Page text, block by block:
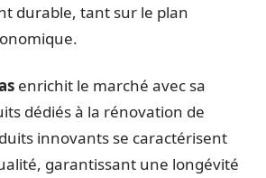
durable, tant sur le plan
enrichit le marché avec sa
dédiés à la rénovation de
innovants se caractérisent
garantissant une longévité